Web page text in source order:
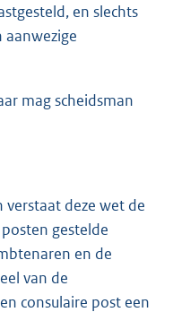
en slechts
mag scheidsman
deze wet de
gestelde
en de
van de
consulaire post een